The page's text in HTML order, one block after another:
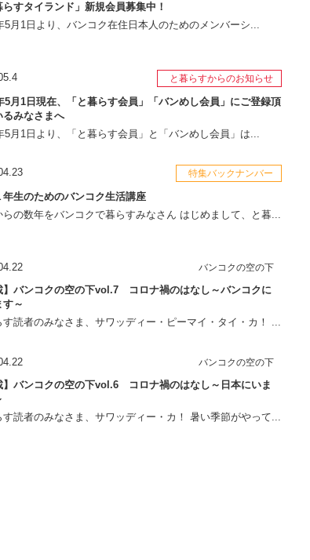
らすタイランド」新規会員募集中！
5月1日より、バンコク在住日本人のためのメンバーシ...
と暮らすからのお知らせ
5月1日現在、「と暮らす会員」「バンめし会員」にご登録頂
るみなさまへ
5月1日より、「と暮らす会員」と「バンめし会員」は...
特集バックナンバー
年生のためのバンコク生活講座
らの数年をバンコクで暮らすみなさん はじめまして、と暮...
バンコクの空の下
】バンコクの空の下vol.7 コロナ禍のはなし～バンコクに
す～
す読者のみなさま、サワッディー・ピーマイ・タイ・カ！ ...
バンコクの空の下
】バンコクの空の下vol.6 コロナ禍のはなし～日本にいま
す読者のみなさま、サワッディー・カ！ 暑い季節がやって...